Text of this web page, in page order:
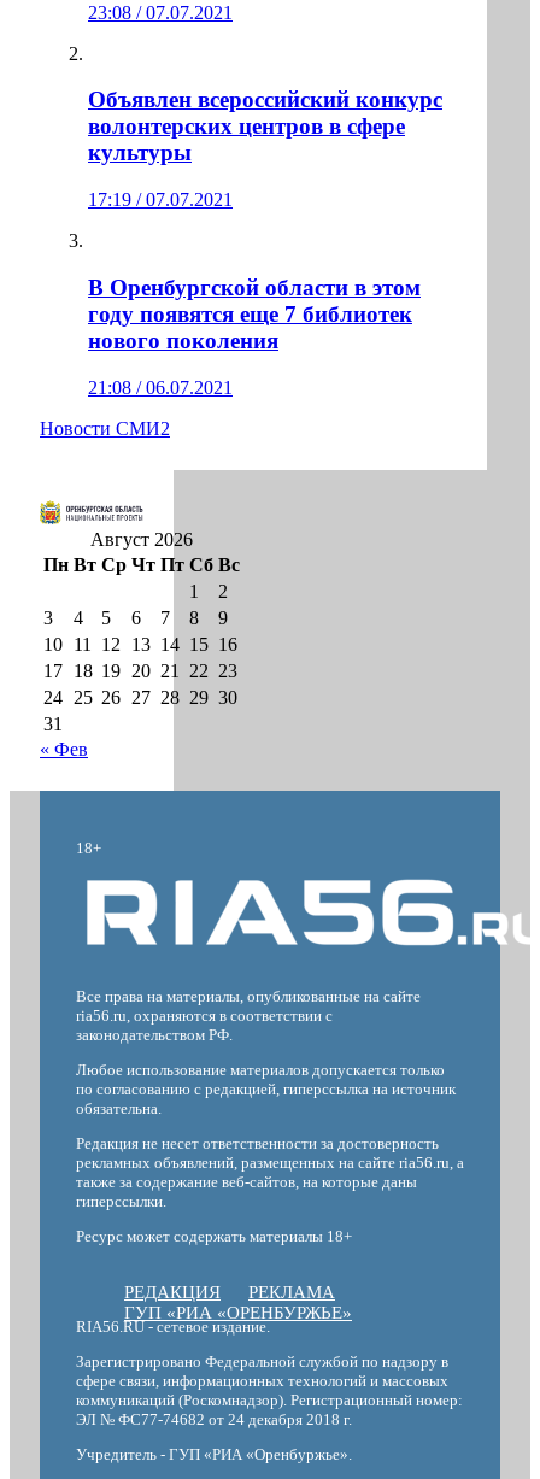
23:08 / 07.07.2021
Объявлен всероссийский конкурс
волонтерских центров в сфере
культуры
17:19 / 07.07.2021
В Оренбургской области в этом
году появятся еще 7 библиотек
нового поколения
21:08 / 06.07.2021
Новости СМИ2
Август 2026
Пн Вт Ср Чт Пт Сб Вс
1
2
3
4 5 6 7 8
9
10 11 12 13 14 15 16
17 18 19 20 21 22 23
24 25 26 27 28 29 30
31
« Фев
18+
Все права на материалы, опубликованные на сайте
ria56.ru, охраняются в соответствии с
законодательством РФ.
Любое использование материалов допускается только
по согласованию с редакцией, гиперссылка на источник
обязательна.
Редакция не несет ответственности за достоверность
рекламных объявлений, размещенных на сайте ria56.ru, а
также за содержание веб-сайтов, на которые даны
гиперссылки.
Ресурс может содержать материалы 18+
РЕДАКЦИЯ
РЕКЛАМА
ГУП «РИА «ОРЕНБУРЖЬЕ»
RIA56.RU - сетевое издание.
Зарегистрировано Федеральной службой по надзору в
сфере связи, информационных технологий и массовых
коммуникаций (Роскомнадзор). Регистрационный номер:
ЭЛ № ФС77-74682 от 24 декабря 2018 г.
Учредитель - ГУП «РИА «Оренбуржье».